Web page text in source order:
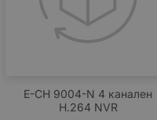
E-CH 9004-N 4 канален
H.264 NVR